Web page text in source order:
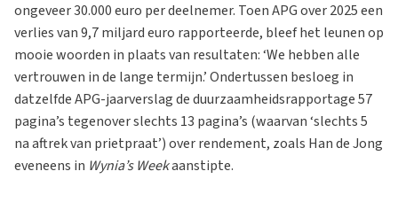
ongeveer 30.000 euro per deelnemer. Toen APG over 2025 een
verlies van 9,7 miljard euro rapporteerde, bleef het leunen op
mooie woorden in plaats van resultaten: ‘We hebben alle
vertrouwen in de lange termijn.’ Ondertussen besloeg in
datzelfde APG-jaarverslag de duurzaamheidsrapportage 57
pagina’s tegenover slechts 13 pagina’s (waarvan ‘slechts 5
na aftrek van prietpraat’) over rendement, zoals Han de Jong
eveneens in Wynia’s Weekaanstipte.